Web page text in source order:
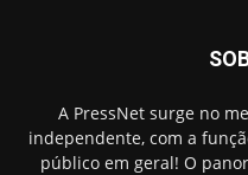
A PressNet surge no
independente, com a
público em geral! O